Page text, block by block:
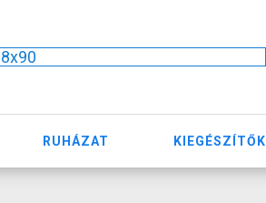
RUHÁZAT KIEGÉSZÍTŐK